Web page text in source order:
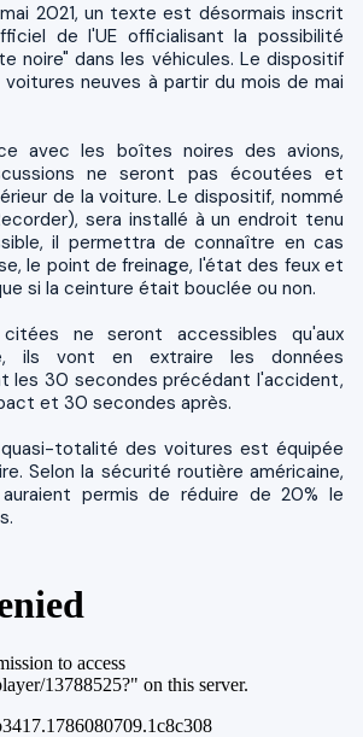
de l'UE officialisant la possibilité
noire" dans les véhicules. Le dispositif
neuves à partir du mois de mai
avec les boîtes noires des avions,
ne seront pas écoutées et
de la voiture. Le dispositif, nommé
sera installé à un endroit tenu
il permettra de connaître en cas
le point de freinage, l'état des feux et
si la ceinture était bouclée ou non.
ne seront accessibles qu'aux
ils vont en extraire les données
les 30 secondes précédant l'accident,
et 30 secondes après.
totalité des voitures est équipée
Selon la sécurité routière américaine,
permis de réduire de 20% le